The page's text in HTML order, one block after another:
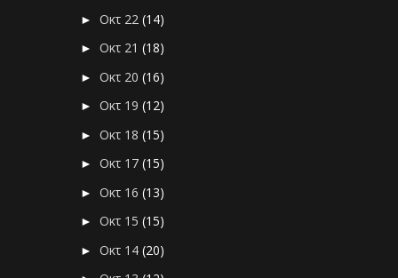
►Οκτ 22(14)
►Οκτ 21(18)
►Οκτ 20(16)
►Οκτ 19(12)
►Οκτ 18(15)
►Οκτ 17(15)
►Οκτ 16(13)
►Οκτ 15(15)
►Οκτ 14(20)